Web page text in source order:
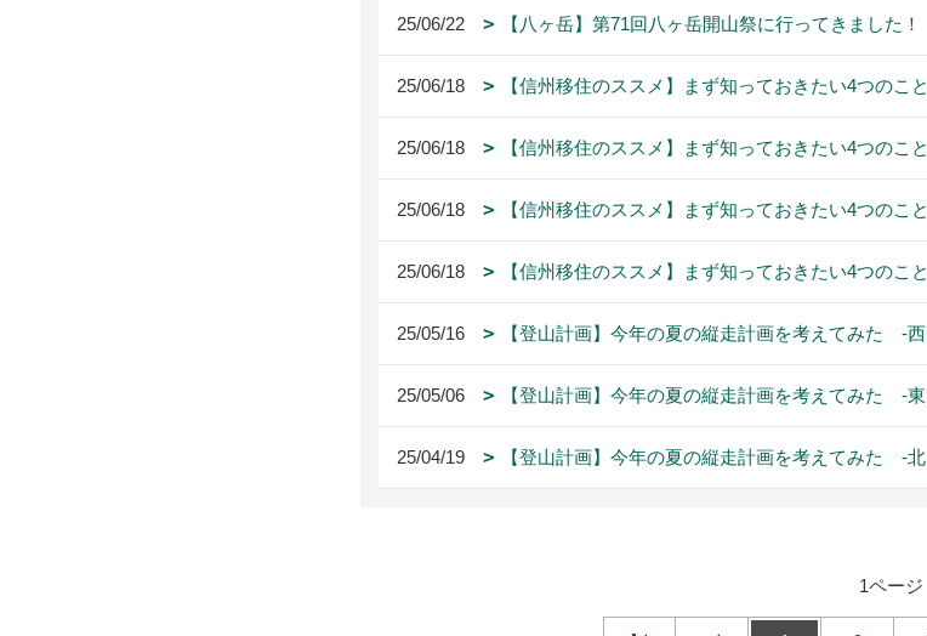
25/06/22 【八ヶ岳】第71回八ヶ岳開山祭に行ってきました！
25/06/18 【信州移住のススメ】まず知っておきたい4つのこ
25/06/18 【信州移住のススメ】まず知っておきたい4つのこ
25/06/18 【信州移住のススメ】まず知っておきたい4つの
25/06/18 【信州移住のススメ】まず知っておきたい4つのこ
25/05/16 【登山計画】今年の夏の縦走計画を考えてみた -
25/05/06 【登山計画】今年の夏の縦走計画を考えてみた -
25/04/19 【登山計画】今年の夏の縦走計画を考えてみた -
1ページ